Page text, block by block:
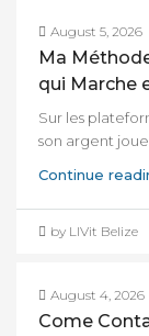
August 5, 2026
Ma
qui Marche
Sur les
son argent joue
Continue
by LIVit Belize
August 4, 2026
Come